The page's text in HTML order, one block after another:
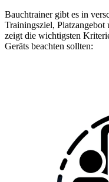
Bauchtrainer gibt es in
Trainingsziel,
zeigt die wichtigsten
Geräts beachten sollten: